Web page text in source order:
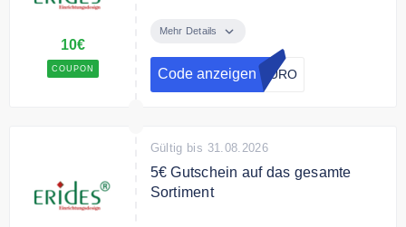
10€
COUPON
Rabatt auf Ihre Bestellung.
Bedingungen
Ab 300€ Mindestbestellwert..
Mehr Details
Code anzeigen EURO
Gültig bis 31.08.2026
5€ Gutschein auf das gesamte
Sortiment